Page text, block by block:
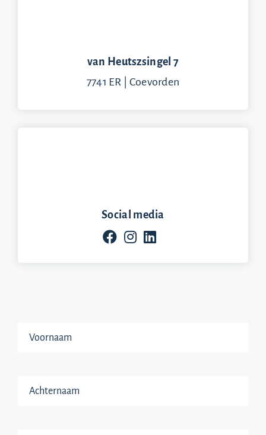
van Heutszsingel 7
7741 ER | Coevorden
Social media